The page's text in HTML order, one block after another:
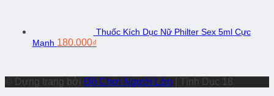
Thuốc Kích Dục Nữ Philter Sex 5ml Cực
Mạnh Giá
250.000₫.
180.000₫Giá
là:
180.000₫.
© Dựng trang bởi Đồ Chơi Người Lớn | Tình Dục 18